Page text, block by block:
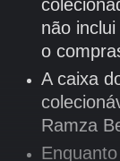
não
o
A caixa
Ramza